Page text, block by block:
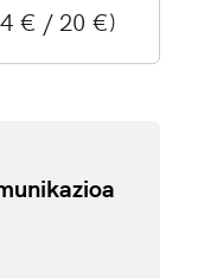
€ / 20 €)